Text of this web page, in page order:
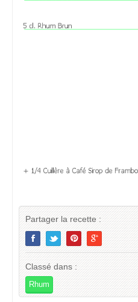
Partager la recette :
Classé dans :
Rhum